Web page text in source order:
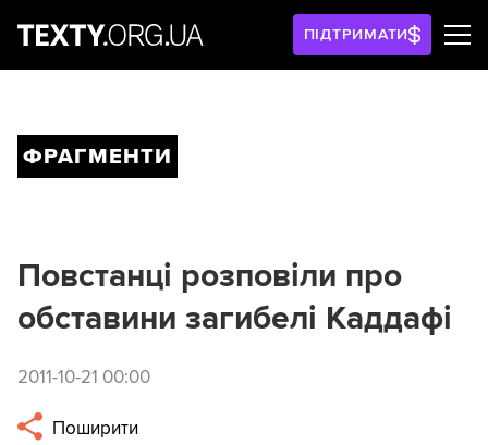
ПІДТРИМАТИ
ФРАГМЕНТИ
Повстанці розповіли про
обставини загибелі Каддафі
2011-10-21 00:00
Поширити